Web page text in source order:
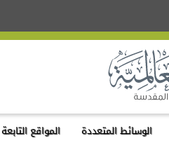
الوسائط المتعددة المواقع التابعة